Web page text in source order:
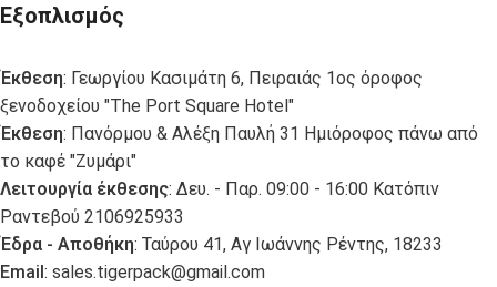
Εξοπλισμός
Έκθεση: Γεωργίου Κασιμάτη 6, Πειραιάς 1ος όροφος
ξενοδοχείου "The Port Square Hotel"
Έκθεση: Πανόρμου & Αλέξη Παυλή 31 Ημιόροφος πάνω από
το καφέ "Ζυμάρι"
Λειτουργία έκθεσης: Δευ. - Παρ. 09:00 - 16:00 Κατόπιν
Ραντεβού 2106925933
Έδρα - Αποθήκη: Ταύρου 41, Αγ Ιωάννης Ρέντης, 18233
Email: sales.tigerpack@gmail.com